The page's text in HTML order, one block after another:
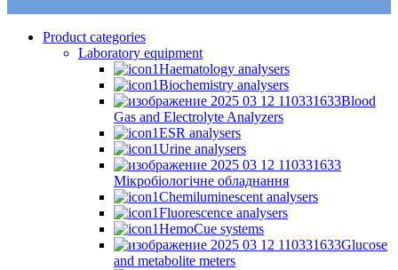
Product categories
Laboratory equipment
Haematology analysers
Biochemistry analysers
Blood
Gas and Electrolyte Analyzers
ESR analysers
Urine analysers
Мікробіологічне обладнання
Chemiluminescent analysers
Fluorescence analysers
HemoCue systems
Glucose
and metabolite meters